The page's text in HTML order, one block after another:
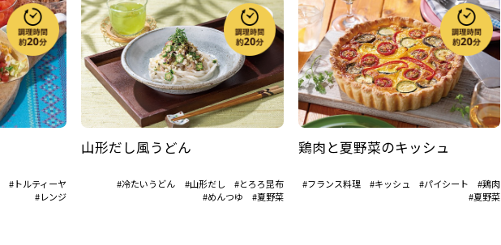
#トルティーヤ
#レンジ
山形だし風うどん
#冷たいうどん #山形だし
#とろろ昆布
#めんつゆ
#夏野菜
鶏肉と夏野菜のキッシュ
#フランス料理 #キッシュ #パイシート
#鶏肉
#夏野菜